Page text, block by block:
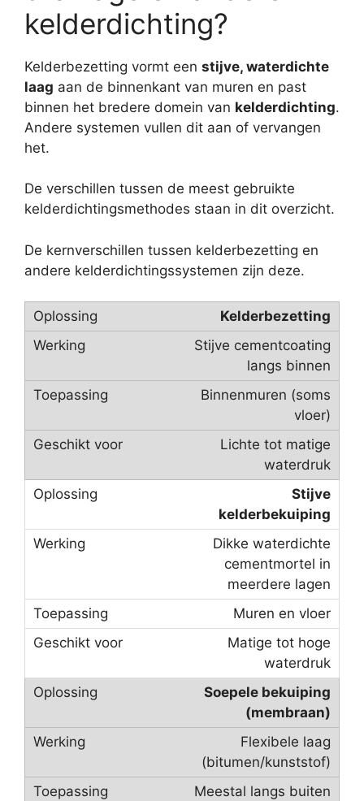
kelderdichting?
Kelderbezetting vormt een stijve, waterdichte
laag aan de binnenkant van muren en past
binnen het bredere domein van kelderdichting.
Andere systemen vullen dit aan of vervangen
het.
De verschillen tussen de meest gebruikte
kelderdichtingsmethodes staan in dit overzicht.
De kernverschillen tussen kelderbezetting en
andere kelderdichtingssystemen zijn deze.
Kelderbezetting
Stijve cementcoating
langs binnen
Binnenmuren (soms
vloer)
Lichte tot matige
waterdruk
Stijve
kelderbekuiping
Dikke waterdichte
cementmortel in
meerdere lagen
Muren en vloer
Matige tot hoge
waterdruk
Soepele bekuiping
(membraan)
Flexibele laag
(bitumen/kunststof)
Meestal langs buiten